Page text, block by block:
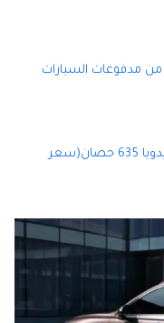
تقرر دفع 6 أشهر من مدفوعات السيارات
بنتلي بنتايجا سبيد 2021 محرك مصنع يدويا 635 حصان(سعر